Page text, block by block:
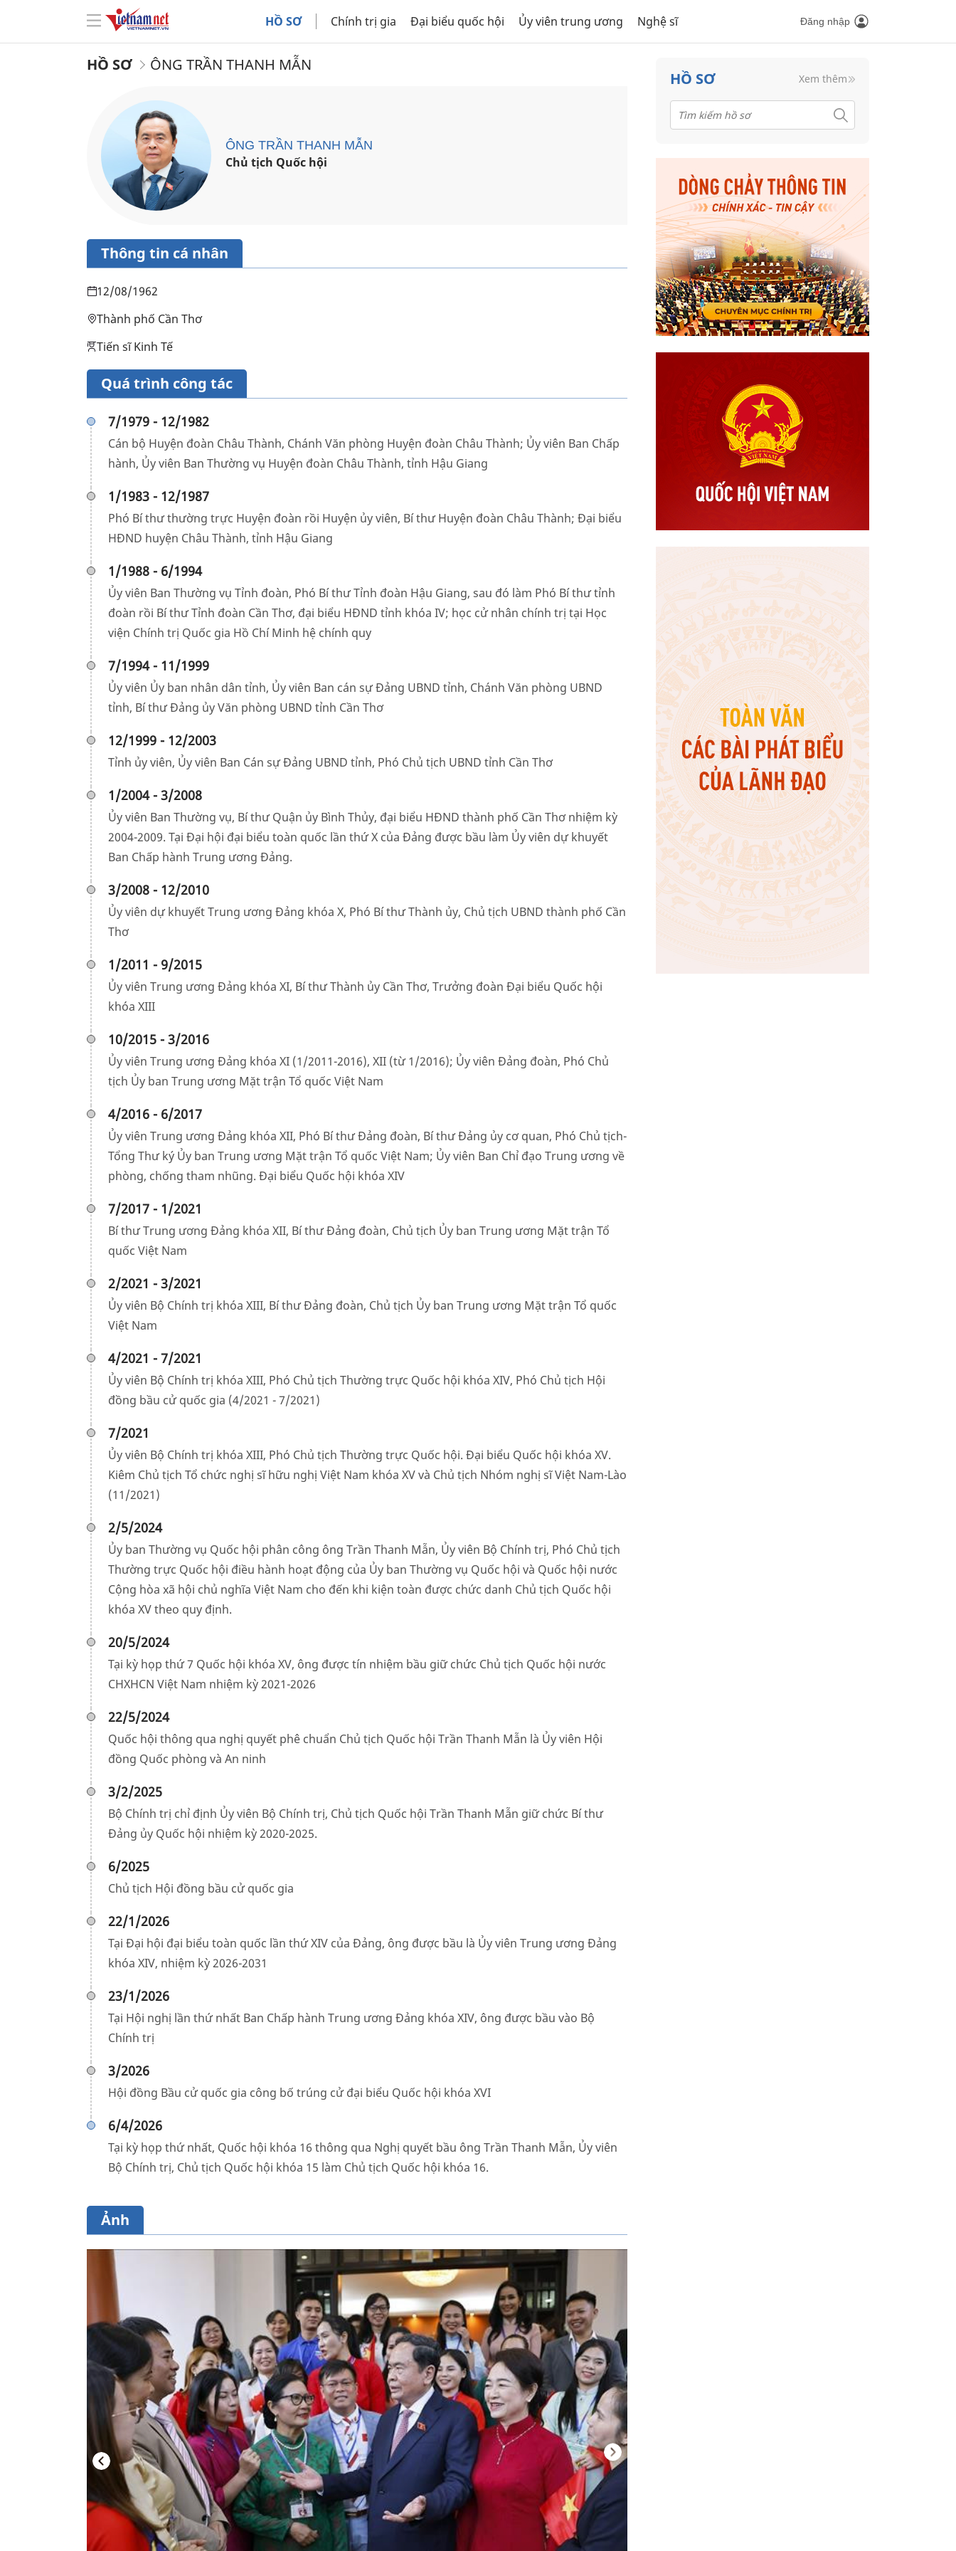
HỒ SƠ Chính trị gia Đại biểu quốc hội Ủy viên trung ương Nghệ sĩ Đăng nhập
HỒ SƠ ÔNG TRẦN THANH MẪN
ÔNG TRẦN THANH MẪN
Chủ tịch Quốc hội
Thông tin cá nhân
12/08/1962
Thành phố Cần Thơ
Tiến sĩ Kinh Tế
Quá trình công tác
7/1979 - 12/1982
Cán bộ Huyện đoàn Châu Thành, Chánh Văn phòng Huyện đoàn Châu Thành; Ủy viên Ban Chấp
hành, Ủy viên Ban Thường vụ Huyện đoàn Châu Thành, tỉnh Hậu Giang
1/1983 - 12/1987
Phó Bí thư thường trực Huyện đoàn rồi Huyện ủy viên, Bí thư Huyện đoàn Châu Thành; Đại biểu
HĐND huyện Châu Thành, tỉnh Hậu Giang
1/1988 - 6/1994
Ủy viên Ban Thường vụ Tỉnh đoàn, Phó Bí thư Tỉnh đoàn Hậu Giang, sau đó làm Phó Bí thư tỉnh
đoàn rồi Bí thư Tỉnh đoàn Cần Thơ, đại biểu HĐND tỉnh khóa IV; học cử nhân chính trị tại Học
viện Chính trị Quốc gia Hồ Chí Minh hệ chính quy
7/1994 - 11/1999
Ủy viên Ủy ban nhân dân tỉnh, Ủy viên Ban cán sự Đảng UBND tỉnh, Chánh Văn phòng UBND
tỉnh, Bí thư Đảng ủy Văn phòng UBND tỉnh Cần Thơ
12/1999 - 12/2003
Tỉnh ủy viên, Ủy viên Ban Cán sự Đảng UBND tỉnh, Phó Chủ tịch UBND tỉnh Cần Thơ
1/2004 - 3/2008
Ủy viên Ban Thường vụ, Bí thư Quận ủy Bình Thủy, đại biểu HĐND thành phố Cần Thơ nhiệm kỳ
2004-2009. Tại Đại hội đại biểu toàn quốc lần thứ X của Đảng được bầu làm Ủy viên dự khuyết
Ban Chấp hành Trung ương Đảng.
3/2008 - 12/2010
Ủy viên dự khuyết Trung ương Đảng khóa X, Phó Bí thư Thành ủy, Chủ tịch UBND thành phố Cần
Thơ
1/2011 - 9/2015
Ủy viên Trung ương Đảng khóa XI, Bí thư Thành ủy Cần Thơ, Trưởng đoàn Đại biểu Quốc hội
khóa XIII
10/2015 - 3/2016
Ủy viên Trung ương Đảng khóa XI (1/2011-2016), XII (từ 1/2016); Ủy viên Đảng đoàn, Phó Chủ
tịch Ủy ban Trung ương Mặt trận Tổ quốc Việt Nam
4/2016 - 6/2017
Ủy viên Trung ương Đảng khóa XII, Phó Bí thư Đảng đoàn, Bí thư Đảng ủy cơ quan, Phó Chủ tịch-
Tổng Thư ký Ủy ban Trung ương Mặt trận Tổ quốc Việt Nam; Ủy viên Ban Chỉ đạo Trung ương về
phòng, chống tham nhũng. Đại biểu Quốc hội khóa XIV
7/2017 - 1/2021
Bí thư Trung ương Đảng khóa XII, Bí thư Đảng đoàn, Chủ tịch Ủy ban Trung ương Mặt trận Tổ
quốc Việt Nam
2/2021 - 3/2021
Ủy viên Bộ Chính trị khóa XIII, Bí thư Đảng đoàn, Chủ tịch Ủy ban Trung ương Mặt trận Tổ quốc
Việt Nam
4/2021 - 7/2021
Ủy viên Bộ Chính trị khóa XIII, Phó Chủ tịch Thường trực Quốc hội khóa XIV, Phó Chủ tịch Hội
đồng bầu cử quốc gia (4/2021 - 7/2021)
7/2021
Ủy viên Bộ Chính trị khóa XIII, Phó Chủ tịch Thường trực Quốc hội. Đại biểu Quốc hội khóa XV.
Kiêm Chủ tịch Tổ chức nghị sĩ hữu nghị Việt Nam khóa XV và Chủ tịch Nhóm nghị sĩ Việt Nam-Lào
(11/2021)
2/5/2024
Ủy ban Thường vụ Quốc hội phân công ông Trần Thanh Mẫn, Ủy viên Bộ Chính trị, Phó Chủ tịch
Thường trực Quốc hội điều hành hoạt động của Ủy ban Thường vụ Quốc hội và Quốc hội nước
Cộng hòa xã hội chủ nghĩa Việt Nam cho đến khi kiện toàn được chức danh Chủ tịch Quốc hội
khóa XV theo quy định.
20/5/2024
Tại kỳ họp thứ 7 Quốc hội khóa XV, ông được tín nhiệm bầu giữ chức Chủ tịch Quốc hội nước
CHXHCN Việt Nam nhiệm kỳ 2021-2026
22/5/2024
Quốc hội thông qua nghị quyết phê chuẩn Chủ tịch Quốc hội Trần Thanh Mẫn là Ủy viên Hội
đồng Quốc phòng và An ninh
3/2/2025
Bộ Chính trị chỉ định Ủy viên Bộ Chính trị, Chủ tịch Quốc hội Trần Thanh Mẫn giữ chức Bí thư
Đảng ủy Quốc hội nhiệm kỳ 2020-2025.
6/2025
Chủ tịch Hội đồng bầu cử quốc gia
22/1/2026
Tại Đại hội đại biểu toàn quốc lần thứ XIV của Đảng, ông được bầu là Ủy viên Trung ương Đảng
khóa XIV, nhiệm kỳ 2026-2031
23/1/2026
Tại Hội nghị lần thứ nhất Ban Chấp hành Trung ương Đảng khóa XIV, ông được bầu vào Bộ
Chính trị
3/2026
Hội đồng Bầu cử quốc gia công bố trúng cử đại biểu Quốc hội khóa XVI
6/4/2026
Tại kỳ họp thứ nhất, Quốc hội khóa 16 thông qua Nghị quyết bầu ông Trần Thanh Mẫn, Ủy viên
Bộ Chính trị, Chủ tịch Quốc hội khóa 15 làm Chủ tịch Quốc hội khóa 16.
Ảnh
HỒ SƠ Xem thêm